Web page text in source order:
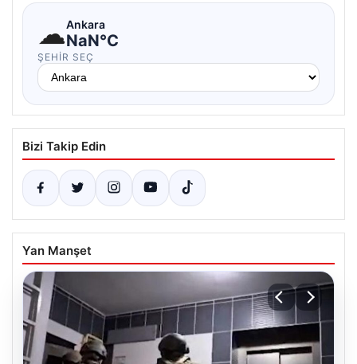
☁Ankara
NaN°C
ŞEHIR SEÇ
Bizi Takip Edin
Yan Manşet